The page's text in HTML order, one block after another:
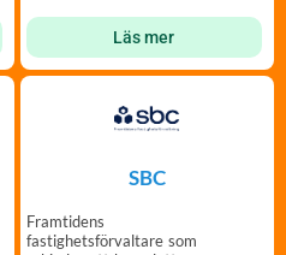
Läs mer
SBC
Framtidens
fastighetsförvaltare som